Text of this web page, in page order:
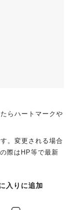
らハートマークや
。変更される場合
際はHP等で最新
入りに追加